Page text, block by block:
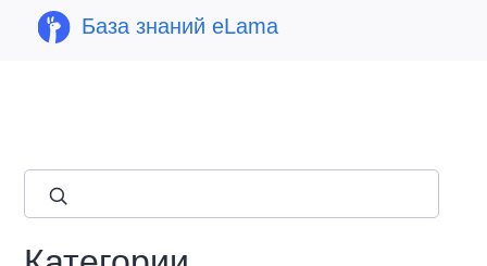
База знаний eLama